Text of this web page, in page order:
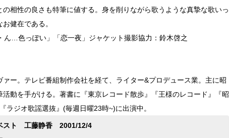
相性の良さも特筆に値する。身を削りながら歌うような真摯な歌いっ
健在である。
ん…色っぽい」「恋一夜」ジャケット撮影協力：鈴木啓之
ー。テレビ番組制作会社を経て、ライター&プロデュース業。主に昭
動を手がける。著書に『東京レコード散歩』『王様のレコード』『昭
ラジオ歌謡選抜』(毎週日曜23時~)に出演中。
スト 工藤静香 2001/12/4